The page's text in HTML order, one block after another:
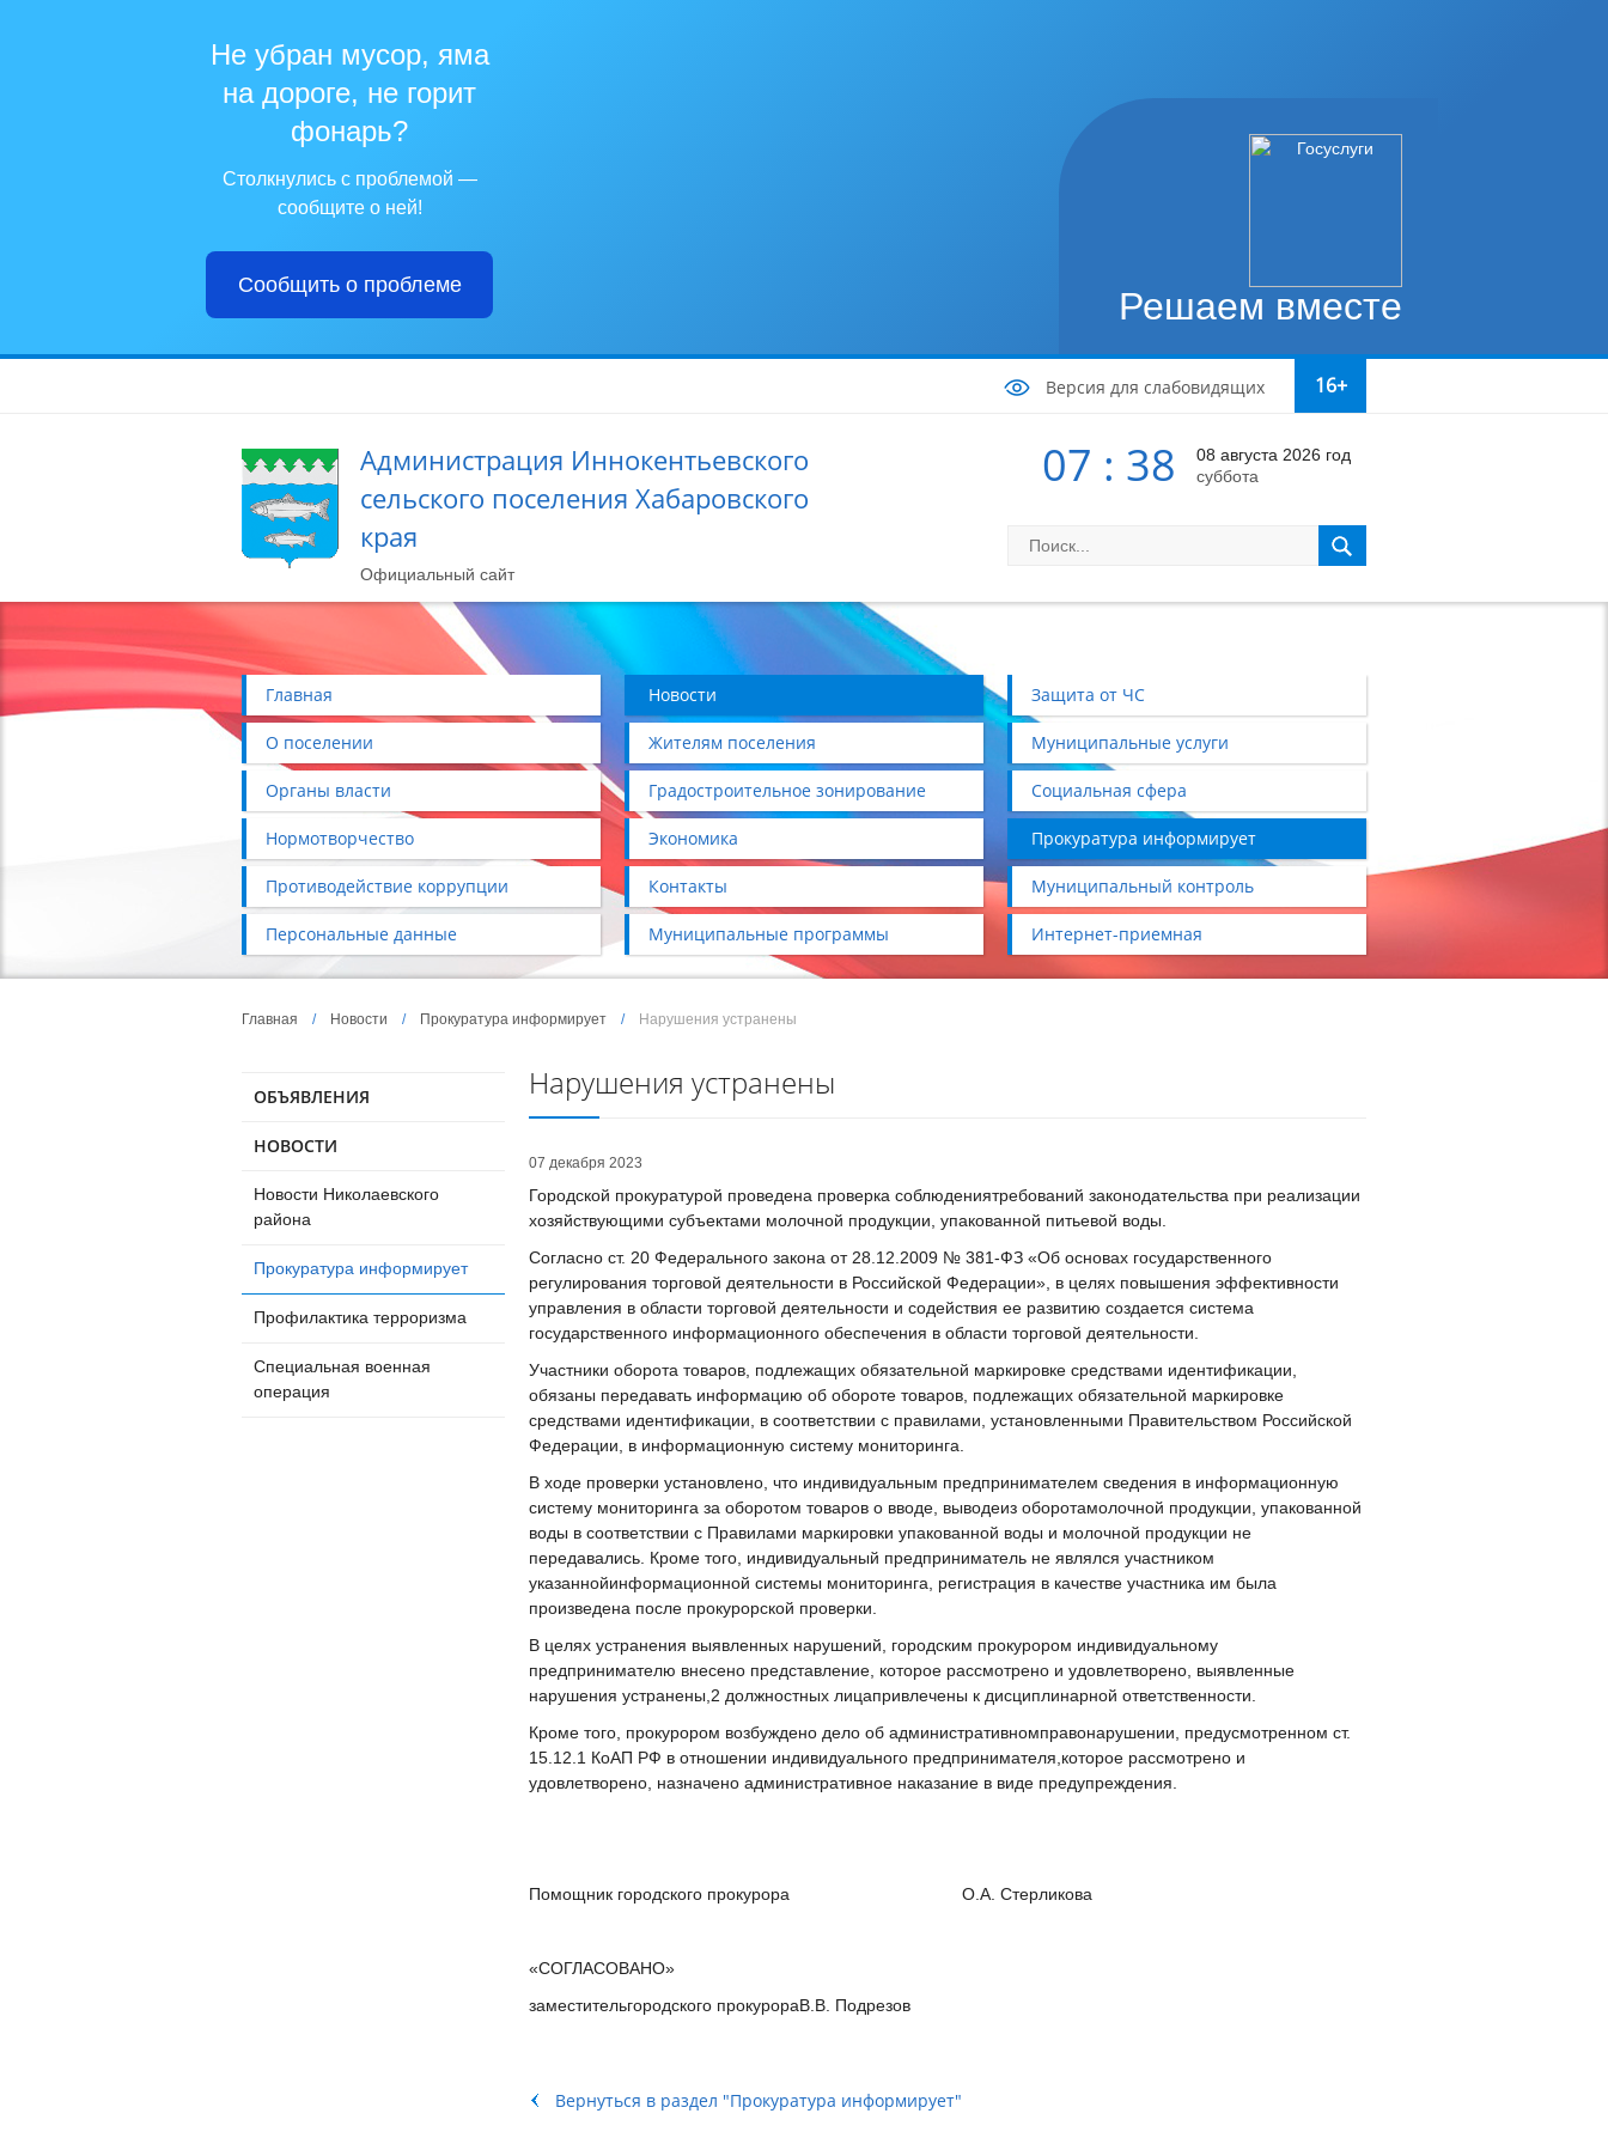
Решаем вместе
Не убран мусор, яма
на дороге, не горит
фонарь?
Столкнулись с проблемой —
сообщите о ней!
Сообщить о проблеме
Версия для слабовидящих 16+
Администрация Иннокентьевского
сельского поселения Хабаровского
края
Официальный сайт
07 : 38
08 августа 2026 год
суббота
Главная Новости Защита от ЧС
О поселении Жителям поселения Муниципальные услуги
Органы власти Градостроительное зонирование Социальная сфера
Нормотворчество Экономика Прокуратура информирует
Противодействие коррупции Контакты Муниципальный контроль
Персональные данные Муниципальные программы Интернет-приемная
Главная / Новости / Прокуратура информирует / Нарушения устранены
ОБЪЯВЛЕНИЯ
НОВОСТИ
Новости Николаевского
района
Прокуратура информирует
Профилактика терроризма
Специальная военная
операция
Нарушения устранены
07 декабря 2023
Городской прокуратурой проведена проверка соблюдениятребований законодательства при реализации
хозяйствующими субъектами молочной продукции, упакованной питьевой воды.
Согласно ст. 20 Федерального закона от 28.12.2009 № 381-ФЗ «Об основах государственного
регулирования торговой деятельности в Российской Федерации», в целях повышения эффективности
управления в области торговой деятельности и содействия ее развитию создается система
государственного информационного обеспечения в области торговой деятельности.
Участники оборота товаров, подлежащих обязательной маркировке средствами идентификации,
обязаны передавать информацию об обороте товаров, подлежащих обязательной маркировке
средствами идентификации, в соответствии с правилами, установленными Правительством Российской
Федерации, в информационную систему мониторинга.
В ходе проверки установлено, что индивидуальным предпринимателем сведения в информационную
систему мониторинга за оборотом товаров о вводе, выводеиз оборотамолочной продукции, упакованной
воды в соответствии с Правилами маркировки упакованной воды и молочной продукции не
передавались. Кроме того, индивидуальный предприниматель не являлся участником
указаннойинформационной системы мониторинга, регистрация в качестве участника им была
произведена после прокурорской проверки.
В целях устранения выявленных нарушений, городским прокурором индивидуальному
предпринимателю внесено представление, которое рассмотрено и удовлетворено, выявленные
нарушения устранены,2 должностных лицапривлечены к дисциплинарной ответственности.
Кроме того, прокурором возбуждено дело об административномправонарушении, предусмотренном ст.
15.12.1 КоАП РФ в отношении индивидуального предпринимателя,которое рассмотрено и
удовлетворено, назначено административное наказание в виде предупреждения.
Помощник городского прокурора О.А. Стерликова
«СОГЛАСОВАНО»
заместительгородского прокурораВ.В. Подрезов
Вернуться в раздел "Прокуратура информирует"